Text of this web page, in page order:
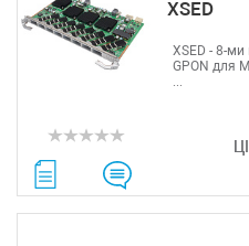
XSED
XSED - 8-
GPON для
...